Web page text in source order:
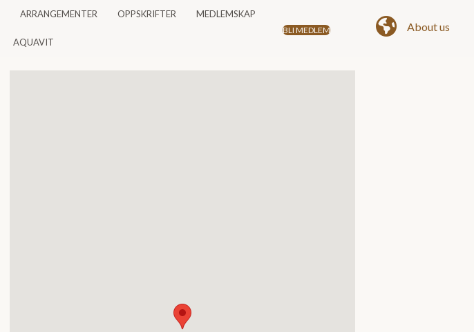
ARRANGEMENTER OPPSKRIFTER MEDLEMSKAP
AQUAVIT
BLI MEDLEM About us